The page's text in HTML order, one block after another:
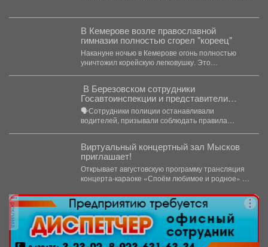
В Кемерове возле православной
гимназии полностью сгорел "кореец"
Накануне ночью в Кемерове огонь полностью
уничтожил корейскую легковушку. Это
‍ В Березовском сотрудники
Госавтоинспекции и представители
РЖД провели совместный рейд
🗣Сотрудники полиции останавливали
водителей, призывали соблюдать правила
Виртуальный концертный зал Мысков
приглашает!
Открывает августовскую программу трансляция
концерта-караоке «Споём любимое и родное» -
реклама